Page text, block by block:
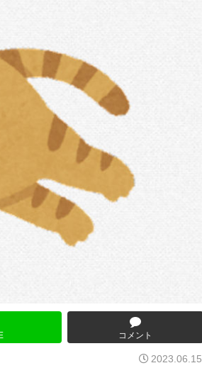
男性で『コレ』やってくれる人、あれ
平さんが頑なに守備しない理由って何
コメント
2023.06.15